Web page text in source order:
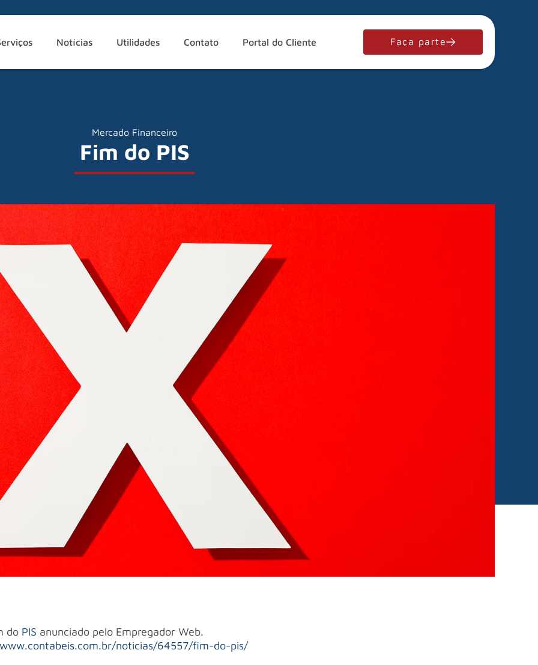
Notícias Utilidades Contato Portal do Cliente Faça parte
Mercado Financeiro
Fim do PIS
do PIS anunciado pelo Empregador Web.
noticias/64557/fim-do-pis/